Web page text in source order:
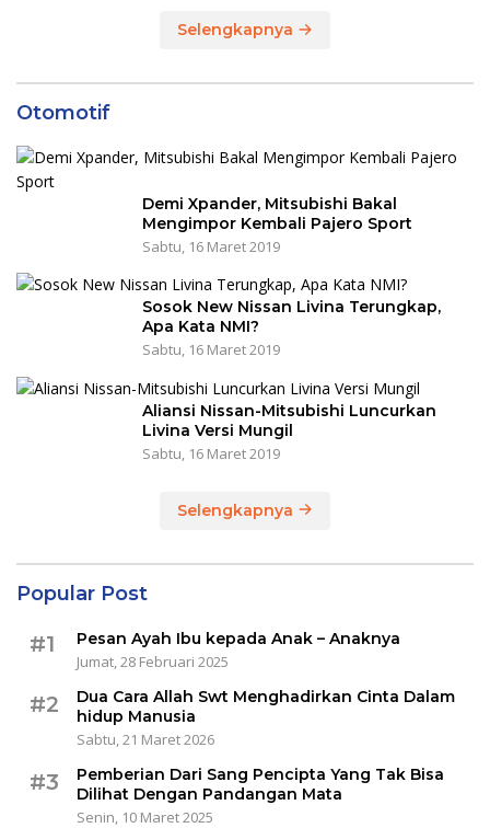
Selengkapnya
Otomotif
Demi Xpander, Mitsubishi Bakal
Mengimpor Kembali Pajero Sport
Sabtu, 16 Maret 2019
Sosok New Nissan Livina Terungkap,
Apa Kata NMI?
Sabtu, 16 Maret 2019
Aliansi Nissan-Mitsubishi Luncurkan
Livina Versi Mungil
Sabtu, 16 Maret 2019
Selengkapnya
Popular Post
#1
Pesan Ayah Ibu kepada Anak – Anaknya
Jumat, 28 Februari 2025
#2
Dua Cara Allah Swt Menghadirkan Cinta Dalam
hidup Manusia
Sabtu, 21 Maret 2026
#3
Pemberian Dari Sang Pencipta Yang Tak Bisa
Dilihat Dengan Pandangan Mata
Senin, 10 Maret 2025